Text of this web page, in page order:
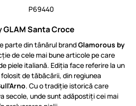
P69440
GLAM Santa Croce
parte din tânărul brandGlamorous by
de cele mai bune articole pe care
piele italiană. Ediția face referire la un
de tăbăcării, din regiunea
. Cu o tradiție istorică care
secole, unde sunt adăpostiți cei mai